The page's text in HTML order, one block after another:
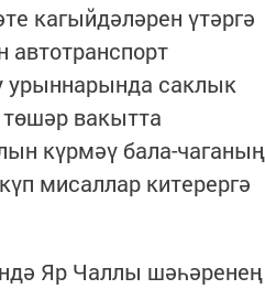
кагыйдәләрен үтәргә
урыннарында саклык
вакытта
күрмәү бала-чаганың
мисаллар китерергә
Яр Чаллы шәһәренең